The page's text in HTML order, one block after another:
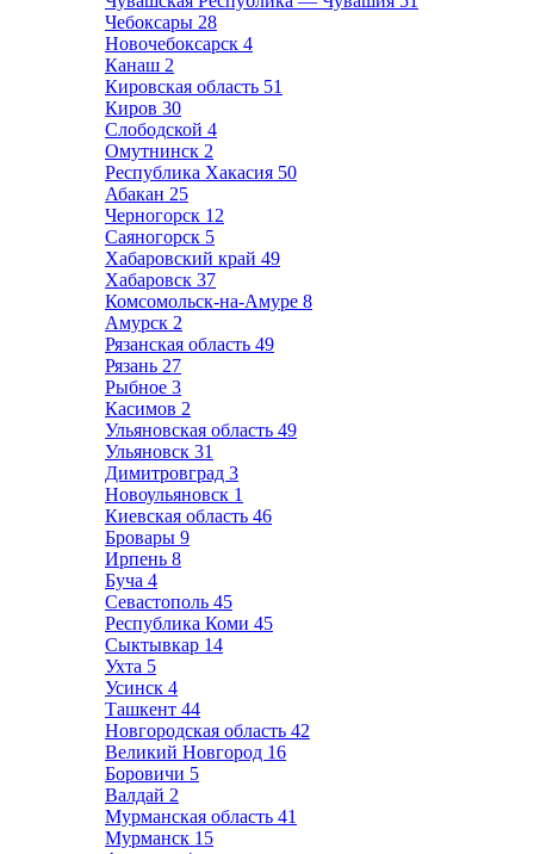
Чебоксары 28
Новочебоксарск 4
Канаш 2
Кировская область 51
Киров 30
Слободской 4
Омутнинск 2
Республика Хакасия 50
Абакан 25
Черногорск 12
Саяногорск 5
Хабаровский край 49
Хабаровск 37
Комсомольск-на-Амуре 8
Амурск 2
Рязанская область 49
Рязань 27
Рыбное 3
Касимов 2
Ульяновская область 49
Ульяновск 31
Димитровград 3
Новоульяновск 1
Киевская область 46
Бровары 9
Ирпень 8
Буча 4
Севастополь 45
Республика Коми 45
Сыктывкар 14
Ухта 5
Усинск 4
Ташкент 44
Новгородская область 42
Великий Новгород 16
Боровичи 5
Валдай 2
Мурманская область 41
Мурманск 15